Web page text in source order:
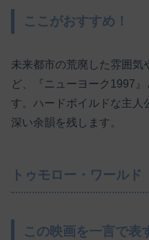
ここがおすすめ！
未来都市の荒廃した雰囲気
ど、『ニューヨーク1997
す。ハードボイルドな主人
深い余韻を残します。
トゥモロー・ワールド
この映画を一言で表